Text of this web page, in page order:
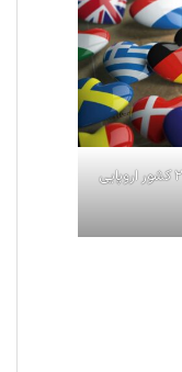
با دریافت ویزای شینگن می‌توانید به ۲۶ کشور اروپایی